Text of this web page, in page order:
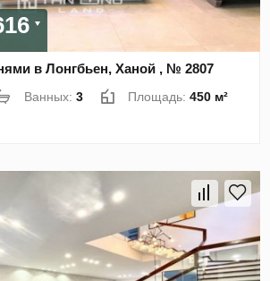
в Лонгбьен, Ханой , № 2807
Ванных:3 Площадь:450 м²